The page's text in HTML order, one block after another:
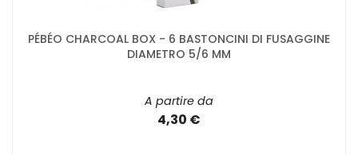
PÉBÉO CHARCOAL BOX - 6 BASTONCINI DI FUSAGGINE
DIAMETRO 5/6 MM
A partire da
4,30 €